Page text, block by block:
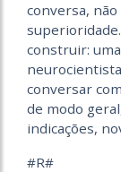
conversa,
construir:
conversar
de modo
indicações,
#R#